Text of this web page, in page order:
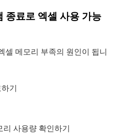
종료로 엑셀 사용 가능
셀 메모리 부족의 원인이 됩니
기
사용량 확인하기